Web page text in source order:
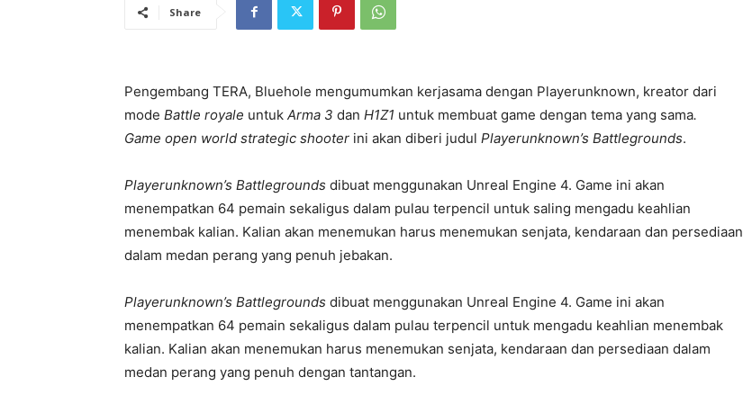
Share
Pengembang TERA, Bluehole mengumumkan kerjasama dengan Playerunknown, kreator dari
mode Battle royale untuk Arma 3 dan H1Z1 untuk membuat game dengan tema yang sama.
Game open world strategic shooter ini akan diberi judul Playerunknown’s Battlegrounds.
Playerunknown’s Battlegrounds dibuat menggunakan Unreal Engine 4. Game ini akan
menempatkan 64 pemain sekaligus dalam pulau terpencil untuk saling mengadu keahlian
menembak kalian. Kalian akan menemukan harus menemukan senjata, kendaraan dan persediaan
dalam medan perang yang penuh jebakan.
Playerunknown’s Battlegrounds dibuat menggunakan Unreal Engine 4. Game ini akan
menempatkan 64 pemain sekaligus dalam pulau terpencil untuk mengadu keahlian menembak
kalian. Kalian akan menemukan harus menemukan senjata, kendaraan dan persediaan dalam
medan perang yang penuh dengan tantangan.